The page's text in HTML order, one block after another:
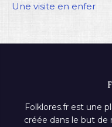
Une visite en enfer
Folklores.fr est une
créée dans le but de